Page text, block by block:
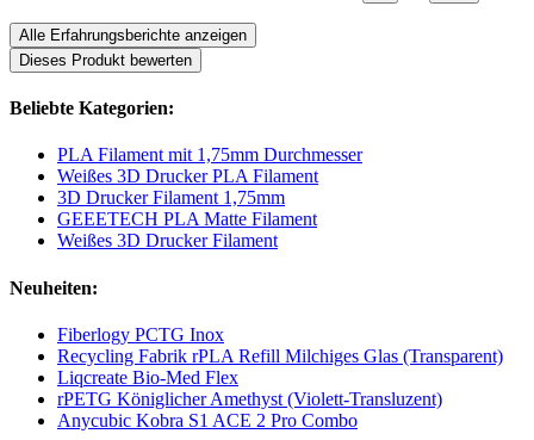
Alle Erfahrungsberichte anzeigen
Dieses Produkt bewerten
Beliebte Kategorien:
PLA Filament mit 1,75mm Durchmesser
Weißes 3D Drucker PLA Filament
3D Drucker Filament 1,75mm
GEEETECH PLA Matte Filament
Weißes 3D Drucker Filament
Neuheiten:
Fiberlogy PCTG Inox
Recycling Fabrik rPLA Refill Milchiges Glas (Transparent)
Liqcreate Bio-Med Flex
rPETG Königlicher Amethyst (Violett-Transluzent)
Anycubic Kobra S1 ACE 2 Pro Combo